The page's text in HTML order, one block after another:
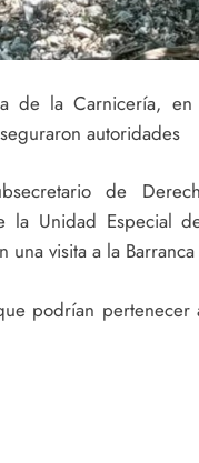
de la Carnicería,
autoridades
de
Unidad Especial
una visita a la
podrían